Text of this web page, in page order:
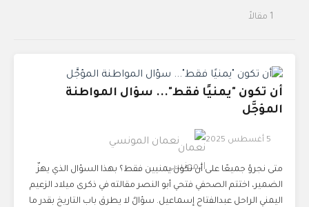
1 مقالاً
أن تكون "يمنيًا فقط"... سؤال المواطنة
المؤجَّل
5 أغسطس 2025 نعمان المونسي
متى نجرؤ جميعًا على أن نكون يمنيين فقط؟ بهذا السؤال الذي يهزّ
الضمير، اختتم الصحفي فتحي أبو النصر مقالته في ذكرى ميلاد الزعيم
اليمني الراحل عبدالفتاح إسماعيل. سؤالٌ لا يطرق باب التاريخ بقدر ما